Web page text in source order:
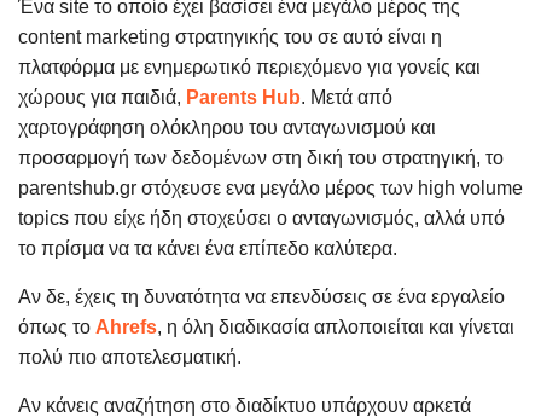
Ένα site το οποίο έχει βασίσει ένα μεγάλο μέρος της
content marketing στρατηγικής του σε αυτό είναι η
πλατφόρμα με ενημερωτικό περιεχόμενο για γονείς και
χώρους για παιδιά, Parents Hub. Μετά από
χαρτογράφηση ολόκληρου του ανταγωνισμού και
προσαρμογή των δεδομένων στη δική του στρατηγική, το
parentshub.gr στόχευσε ενα μεγάλο μέρος των high volume
topics που είχε ήδη στοχεύσει ο ανταγωνισμός, αλλά υπό
το πρίσμα να τα κάνει ένα επίπεδο καλύτερα.
Αν δε, έχεις τη δυνατότητα να επενδύσεις σε ένα εργαλείο
όπως το Ahrefs, η όλη διαδικασία απλοποιείται και γίνεται
πολύ πιο αποτελεσματική.
Αν κάνεις αναζήτηση στο διαδίκτυο υπάρχουν αρκετά